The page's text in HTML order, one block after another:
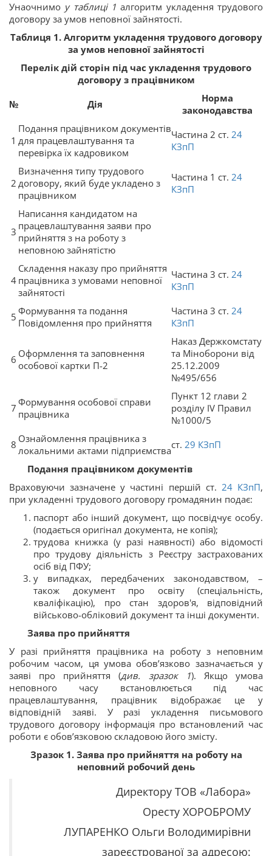
Унаочнимо у таблиці 1 алгоритм укладення трудового
договору за умов неповної зайнятості.
Таблиця 1. Алгоритм укладення трудового договору
за умов неповної зайнятості
Перелік дій сторін під час укладення трудового
договору з працівником
№
Дія
Норма
законодавства
1
Подання працівником документів
для працевлаштування та
перевірка їх кадровиком
Частина 2 ст. 24
КЗпП
2
Визначення типу трудового
договору, який буде укладено з
працівником
Частина 1 ст. 24
КЗпП
3
Написання кандидатом на
працевлаштування заяви про
прийняття з на роботу з
неповною зайнятістю
4
Складення наказу про прийняття
працівника з умовами неповної
зайнятості
Частина 3 ст. 24
КЗпП
5 Формування та подання
Повідомлення про прийняття
Частина 3 ст. 24
КЗпП
6 Оформлення та заповнення
особової картки П-2
Наказ Держкомстату
та Міноборони від
25.12.2009
№495/656
7 Формування особової справи
працівника
Пункт 12 глави 2
розділу IV Правил
№1000/5
8 Ознайомлення працівника з
локальними актами підприємстваст. 29 КЗпП
Подання працівником документів
Враховуючи зазначене у частині першій ст. 24 КЗпП,
при укладенні трудового договору громадянин подає:
паспорт або інший документ, що посвідчує особу.
(подається оригінал документа, не копія);
трудова книжка (у разі наявності) або відомості
про трудову діяльність з Реєстру застрахованих
осіб від ПФУ;
у випадках, передбачених законодавством, –
також документ про освіту (спеціальність,
кваліфікацію), про стан здоров'я, відповідний
військово-обліковий документ та інші документи.
Заява про прийняття
У разі прийняття працівника на роботу з неповним
робочим часом, ця умова обов’язково зазначається у
заяві про прийняття (див. зразок 1). Якщо умова
неповного часу встановлюється під час
працевлаштування, працівник відображає це у
відповідній заяві. У разі укладення письмового
трудового договору інформація про встановлений час
роботи є обов’язковою складовою його змісту.
Зразок 1. Заява про прийняття на роботу на
неповний робочий день
Директору ТОВ «Лабора»
Оресту ХОРОБРОМУ
ЛУПАРЕНКО Ольги Володимирівни
зареєстрованої за адресою: